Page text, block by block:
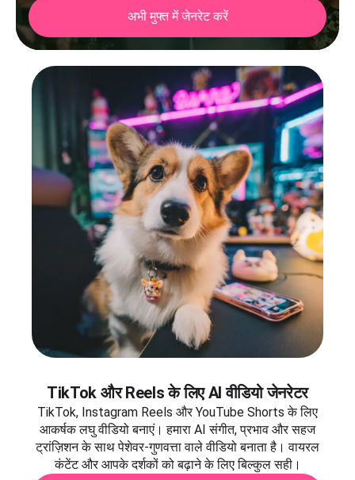
अभी मुफ्त में जेनरेट करें
TikTok और Reels के लिए AI वीडियो जेनरेटर
TikTok, Instagram Reels और YouTube Shorts के लिए
आकर्षक लघु वीडियो बनाएं। हमारा AI संगीत, प्रभाव और सहज
ट्रांज़िशन के साथ पेशेवर-गुणवत्ता वाले वीडियो बनाता है। वायरल
कंटेंट और आपके दर्शकों को बढ़ाने के लिए बिल्कुल सही।